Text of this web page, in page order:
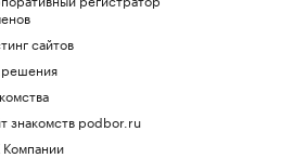
сайтов
знакомств podbor.ru
Компании